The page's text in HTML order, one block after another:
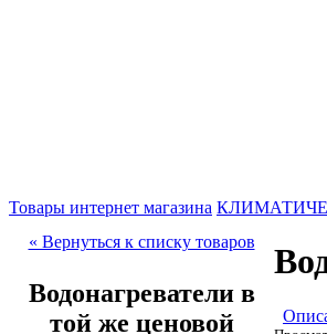
Товары интернет магазина
« Вернуться к списку товаров
Водонагреватели в
той же ценовой